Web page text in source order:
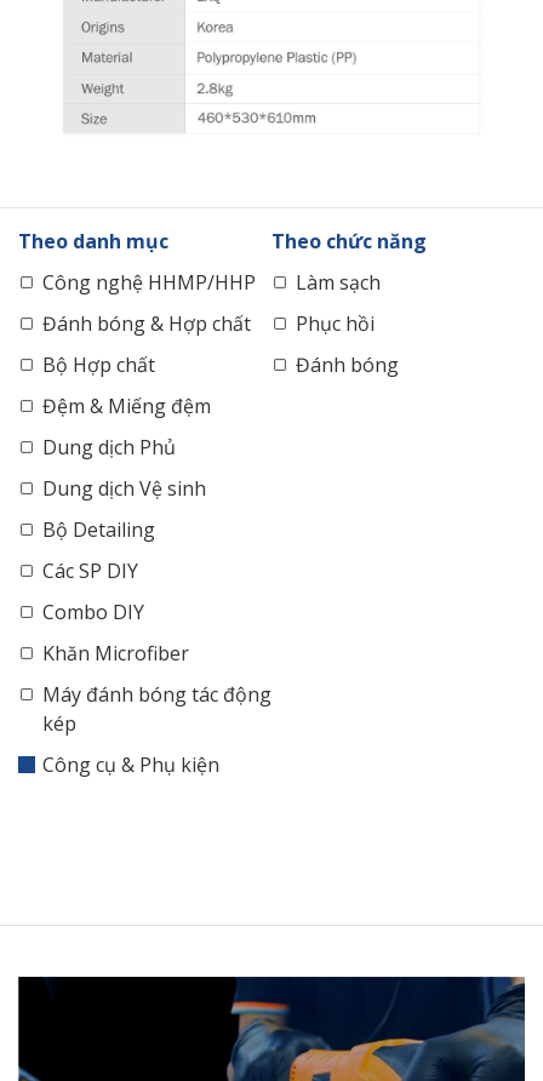
Theo danh mục
Công nghệ HHMP/HHP
Đánh bóng & Hợp chất
Bộ Hợp chất
Đệm & Miếng đệm
Dung dịch Phủ
Dung dịch Vệ sinh
Bộ Detailing
Các SP DIY
Combo DIY
Khăn Microfiber
Máy đánh bóng tác động
kép
Công cụ & Phụ kiện
Theo chức năng
Làm sạch
Phục hồi
Đánh bóng